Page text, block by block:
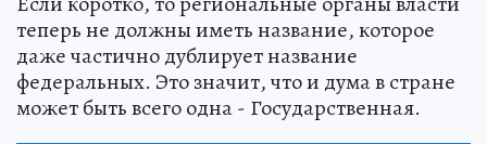
теперь не должны иметь название, которое
даже частично дублирует название
федеральных. Это значит, что и дума в стране
может быть всего одна - Государственная.